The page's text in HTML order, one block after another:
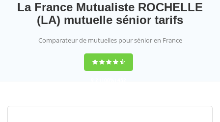
La France Mutualiste ROCHELLE
(LA) mutuelle sénior tarifs
Comparateur de mutuelles pour sénior en France
9,2(100%)452